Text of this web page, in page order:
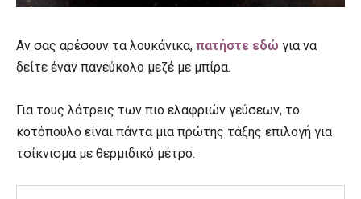
Αν σας αρέσουν τα λουκάνικα, πατήστε εδώ για να
δείτε έναν πανεύκολο μεζέ με μπίρα.
Για τους λάτρεις των πιο ελαφριών γεύσεων, το
κοτόπουλο είναι πάντα μια πρώτης τάξης επιλογή για
τσίκνισμα με θερμιδικό μέτρο.